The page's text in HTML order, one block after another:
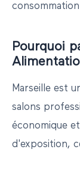
Pourquoi
Marseille est
salons
économique
d'exposition,